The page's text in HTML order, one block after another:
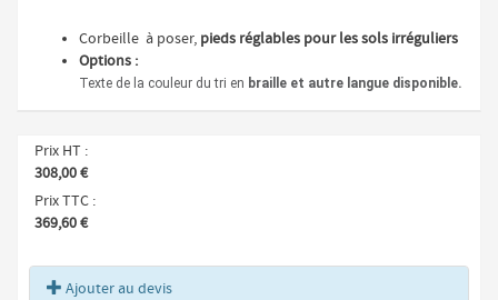
Corbeille à poser, pieds réglables pour les sols irréguliers
Options :
Texte de la couleur du tri en braille et autre langue disponible.
Prix HT
308,00 €
Prix TTC
369,60 €
Ajouter au devis